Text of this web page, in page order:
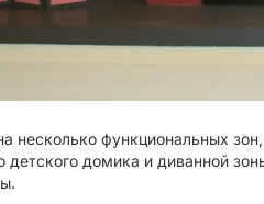
несколько функциональных
детского домика и диванной